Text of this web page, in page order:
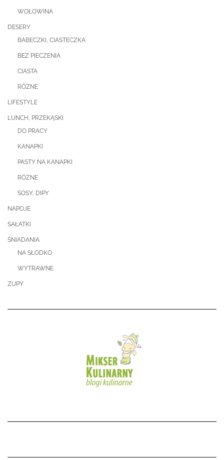
WOŁOWINA
DESERY
BABECZKI, CIASTECZKA
BEZ PIECZENIA
CIASTA
RÓŻNE
LIFESTYLE
LUNCH, PRZEKĄSKI
DO PRACY
KANAPKI
PASTY NA KANAPKI
RÓŻNE
SOSY, DIPY
NAPOJE
SAŁATKI
ŚNIADANIA
NA SŁODKO
WYTRAWNE
ZUPY